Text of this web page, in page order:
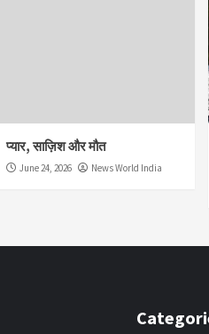
प्यार, साज़िश और मौत
June 24, 2026 News World India